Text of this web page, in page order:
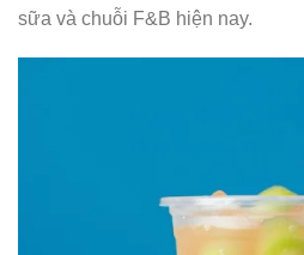
sữa và chuỗi F&B hiện nay.